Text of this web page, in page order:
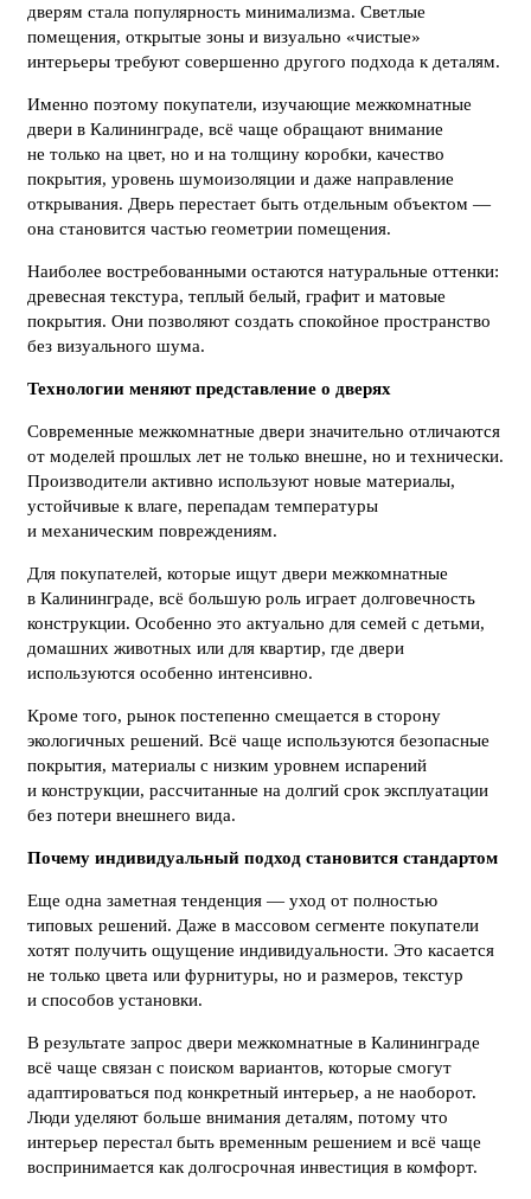
дверям стала популярность минимализма. Светлые
помещения, открытые зоны и визуально «чистые»
интерьеры требуют совершенно другого подхода к деталям.
Именно поэтому покупатели, изучающие межкомнатные
двери в Калининграде, всё чаще обращают внимание
не только на цвет, но и на толщину коробки, качество
покрытия, уровень шумоизоляции и даже направление
открывания. Дверь перестает быть отдельным объектом —
она становится частью геометрии помещения.
Наиболее востребованными остаются натуральные оттенки:
древесная текстура, теплый белый, графит и матовые
покрытия. Они позволяют создать спокойное пространство
без визуального шума.
Технологии меняют представление о дверях
Современные межкомнатные двери значительно отличаются
от моделей прошлых лет не только внешне, но и технически.
Производители активно используют новые материалы,
устойчивые к влаге, перепадам температуры
и механическим повреждениям.
Для покупателей, которые ищут двери межкомнатные
в Калининграде, всё большую роль играет долговечность
конструкции. Особенно это актуально для семей с детьми,
домашних животных или для квартир, где двери
используются особенно интенсивно.
Кроме того, рынок постепенно смещается в сторону
экологичных решений. Всё чаще используются безопасные
покрытия, материалы с низким уровнем испарений
и конструкции, рассчитанные на долгий срок эксплуатации
без потери внешнего вида.
Почему индивидуальный подход становится стандартом
Еще одна заметная тенденция — уход от полностью
типовых решений. Даже в массовом сегменте покупатели
хотят получить ощущение индивидуальности. Это касается
не только цвета или фурнитуры, но и размеров, текстур
и способов установки.
В результате запрос двери межкомнатные в Калининграде
всё чаще связан с поиском вариантов, которые смогут
адаптироваться под конкретный интерьер, а не наоборот.
Люди уделяют больше внимания деталям, потому что
интерьер перестал быть временным решением и всё чаще
воспринимается как долгосрочная инвестиция в комфорт.